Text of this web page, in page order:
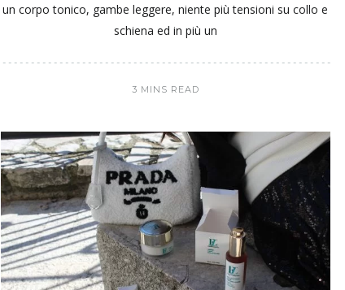
un corpo tonico, gambe leggere, niente più tensioni su collo e
schiena ed in più un
3 MINS READ